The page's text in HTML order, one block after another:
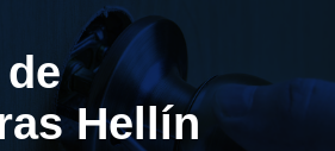
Hellín